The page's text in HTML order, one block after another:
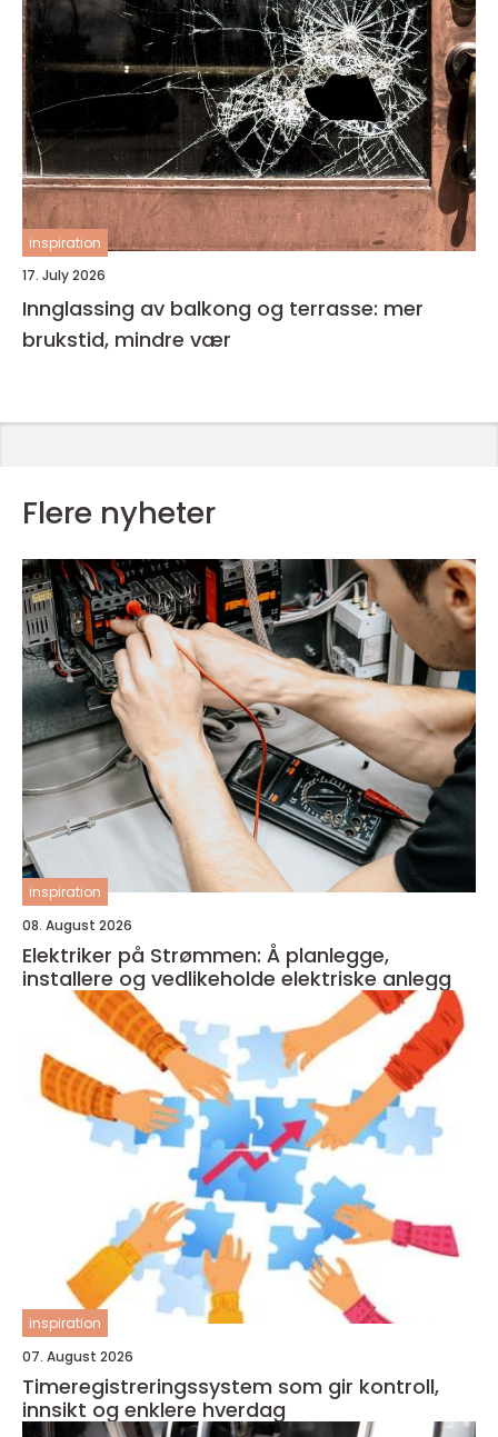
inspiration
17. July 2026
Innglassing av balkong og terrasse: mer
brukstid, mindre vær
Flere nyheter
inspiration
08. August 2026
Elektriker på Strømmen: Å planlegge,
installere og vedlikeholde elektriske anlegg
inspiration
07. August 2026
Timeregistreringssystem som gir kontroll,
innsikt og enklere hverdag